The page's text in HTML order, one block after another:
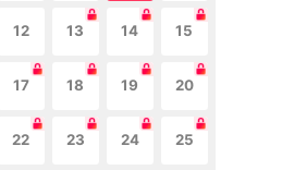
12 13 14 15
17 18 19 20
22 23 24 25